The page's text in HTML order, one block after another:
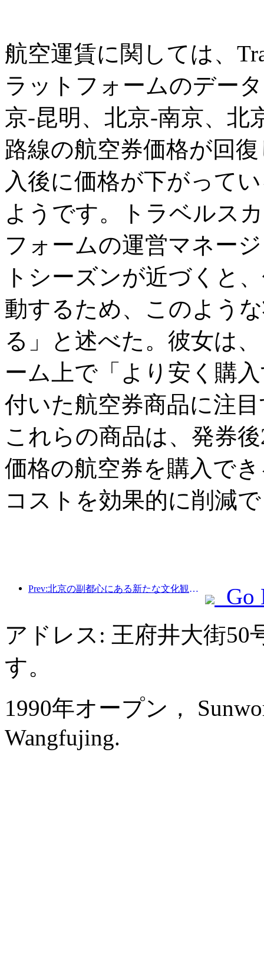
航空運賃に関しては、
ラットフォームのデー
京-昆明、北京-南京、北
路線の航空券価格が回
入後に価格が下がって
ようです。トラベルス
フォームの運営マネー
トシーズンが近づくと
動するため、このよう
る」と述べた。彼女は
ーム上で「より安く購
付いた航空券商品に注
これらの商品は、発券
価格の航空券を購入で
コストを効果的に削減
Prev:北京の副都心にある新たな文化観光ランドマーク、ピナクルパークが今年正式にオープンする。
Go
アドレス: 王府井大街50
す。
1990年オープン，
Wangfujing.